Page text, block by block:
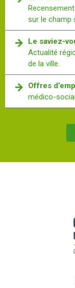
sur le champ
Le saviez-
Actualité
de la ville.
Offres
médico-